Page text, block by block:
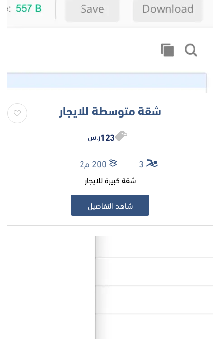
شقة متوسطة للايجار
123ر.س
3 200 م2
شقة كبيرة للايجار
شاهد التفاصيل